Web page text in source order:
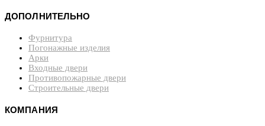
ДОПОЛНИТЕЛЬНО
Фурнитура
Погонажные изделия
Арки
Входные двери
Противопожарные двери
Строительные двери
КОМПАНИЯ